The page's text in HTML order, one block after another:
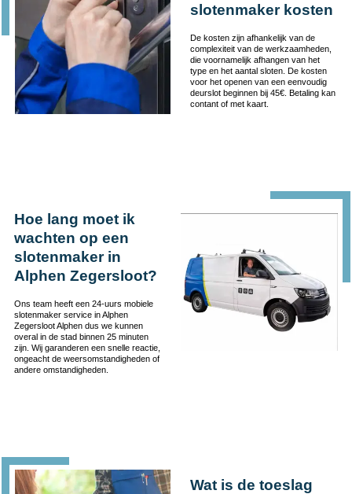
slotenmaker kosten
De kosten zijn afhankelijk van de
complexiteit van de werkzaamheden,
die voornamelijk afhangen van het
type en het aantal sloten. De kosten
voor het openen van een eenvoudig
deurslot beginnen bij 45€. Betaling kan
contant of met kaart.
Hoe lang moet ik
wachten op een
slotenmaker in
Alphen Zegersloot?
Ons team heeft een 24-uurs mobiele
slotenmaker service in Alphen
Zegersloot Alphen dus we kunnen
overal in de stad binnen 25 minuten
zijn. Wij garanderen een snelle reactie,
ongeacht de weersomstandigheden of
andere omstandigheden.
Wat is de toeslag